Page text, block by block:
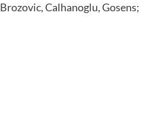
Calhanoglu, Gosens;